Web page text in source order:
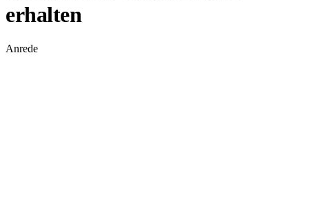
erhalten
Anrede